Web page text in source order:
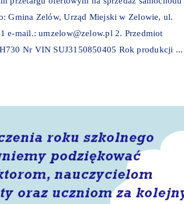
Gmina Zelów, Urząd Miejski w Zelowie, ul.
e-mail.: umzelow@zelow.pl 2. Przedmiot
Nr VIN SUJ3150850405 Rok produkcji ...